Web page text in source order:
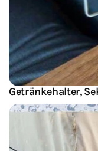
Getränkehalter,